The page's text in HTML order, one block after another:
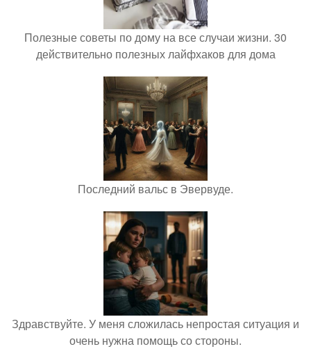
Полезные советы по дому на все случаи жизни. 30
действительно полезных лайфхаков для дома
Последний вальс в Эвервуде.
Здравствуйте. У меня сложилась непростая ситуация и
очень нужна помощь со стороны.